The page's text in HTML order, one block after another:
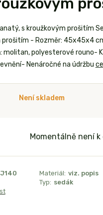
s kroužkovým prošitím
prošitím - Rozměr: 45x45x4
molitan, polyesterové rouno-
Nenáročné na údržbu
Není skladem
Momentálně není k
Materiál: viz. popis
Typ: sedák